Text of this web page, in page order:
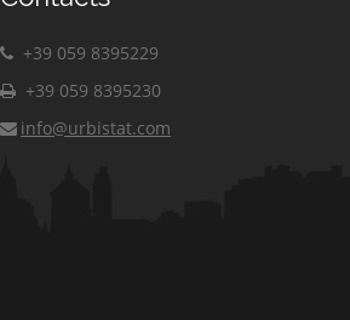
+39 059 8395229
+39 059 8395230
info@urbistat.com